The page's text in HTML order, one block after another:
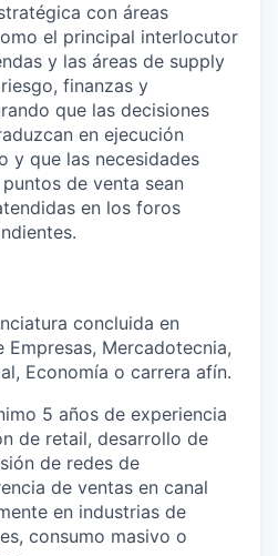
con áreas
el principal interlocutor
y las áreas de supply
finanzas y
que las decisiones
en ejecución
y que las necesidades
de venta sean
en los foros
concluida en
Empresas, Mercadotecnia,
Economía o carrera afín.
5 años de experiencia
de retail, desarrollo de
de redes de
de ventas en canal
en industrias de
consumo masivo o